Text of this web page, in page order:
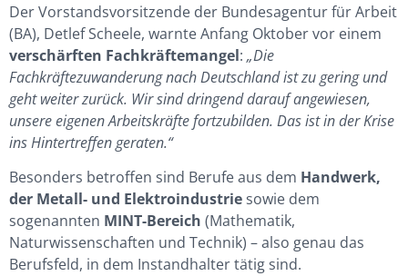
Der Vorstandsvorsitzende der Bundesagentur für Arbeit
(BA), Detlef Scheele, warnte Anfang Oktober vor einem
verschärften Fachkräftemangel: „Die
Fachkräftezuwanderung nach Deutschland ist zu gering und
geht weiter zurück. Wir sind dringend darauf angewiesen,
unsere eigenen Arbeitskräfte fortzubilden. Das ist in der Krise
ins Hintertreffen geraten.“
Besonders betroffen sind Berufe aus dem Handwerk,
der Metall- und Elektroindustriesowie dem
sogenannten MINT-Bereich (Mathematik,
Naturwissenschaften und Technik) – also genau das
Berufsfeld, in dem Instandhalter tätig sind.